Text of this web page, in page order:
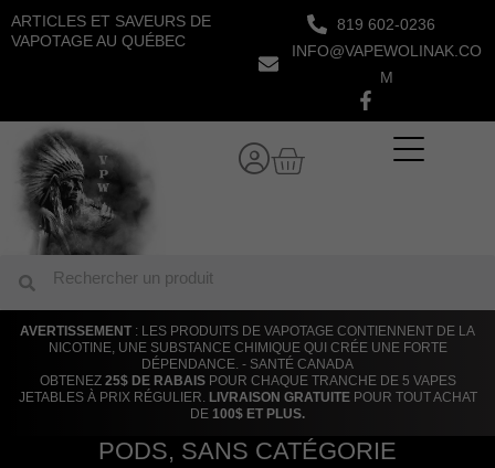
Aller
au
ARTICLES ET SAVEURS DE
VAPOTAGE AU QUÉBEC
819 602-0236
INFO@VAPEWOLINAK.CO
M
Panier
Rechercher
AVERTISSEMENT : LES PRODUITS DE VAPOTAGE CONTIENNENT DE LA
NICOTINE, UNE SUBSTANCE CHIMIQUE QUI CRÉE UNE FORTE
DÉPENDANCE. - SANTÉ CANADA
OBTENEZ 25$ DE RABAISPOUR CHAQUE TRANCHE DE 5 VAPES
JETABLES À PRIX RÉGULIER. LIVRAISON GRATUITEPOUR TOUT ACHAT
DE 100$ ET PLUS.
PODS, SANS CATÉGORIE